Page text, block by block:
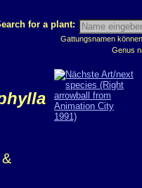
for a plant:
Gattungsnamen
Genus